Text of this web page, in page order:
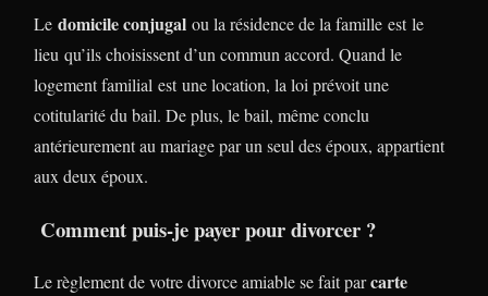
Le domicile conjugal ou la résidence de la famille est le
lieu qu’ils choisissent d’un commun accord. Quand le
logement familial est une location, la loi prévoit une
cotitularité du bail. De plus, le bail, même conclu
antérieurement au mariage par un seul des époux, appartient
aux deux époux.
Comment puis-je payer pour divorcer ?
Le règlement de votre divorce amiable se fait parcarte